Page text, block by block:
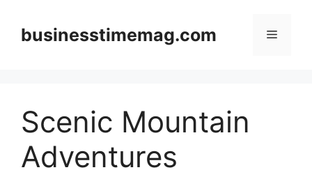
contentbusinesstimemag.com Menu
Scenic Mountain
Adventures